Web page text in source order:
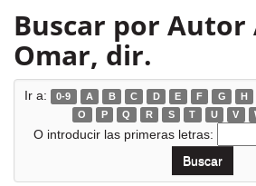
Buscar por Autor
Omar, dir.
Ir a: 0-9 A B C D E F G H
O
P Q R S T U V
O introducir las primeras letras: